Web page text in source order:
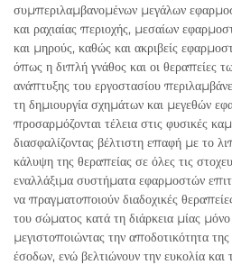
συμπεριλαμβανομένων μεγάλων
και ραχιαίας περιοχής, μεσαίων
και μηρούς, καθώς και ακριβείς
όπως η διπλή γνάθος και οι θεραπείες
ανάπτυξης του εργοστασίου
τη δημιουργία σχημάτων και μεγεθών
προσαρμόζονται τέλεια στις φυσικές
διασφαλίζοντας βέλτιστη επαφή με το
κάλυψη της θεραπείας σε όλες τις
εναλλάξιμα συστήματα εφαρμοστών
να πραγματοποιούν διαδοχικές
του σώματος κατά τη διάρκεια μίας
μεγιστοποιώντας την αποδοτικότητα
έσοδων, ενώ βελτιώνουν την ευκολία και